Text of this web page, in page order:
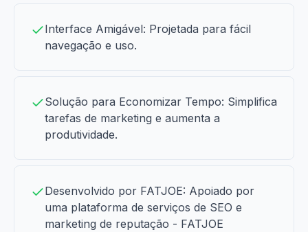
Interface Amigável: Projetada para fácil
navegação e uso.
Solução para Economizar Tempo: Simplifica
tarefas de marketing e aumenta a
produtividade.
Desenvolvido por FATJOE: Apoiado por
uma plataforma de serviços de SEO e
marketing de reputação - FATJOE